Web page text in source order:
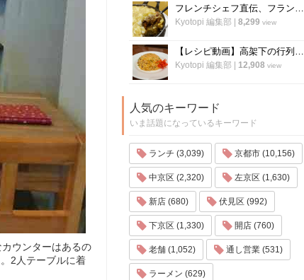
ウンターはあるの
2人テーブルに着
フレンチシェフ直伝、フランスの家庭料理『ジャガイモとミートソースのグラタン』の作り方
Kyotopi 編集部 8,299 view
【レシピ動画】高架下の行列ラーメン店「大中」にプロのチャーハンを教わる！
Kyotopi 編集部 12,908 view
人気のキーワード
いま話題になっているキーワード
ランチ (3,039) 京都市 (10,156)
中京区 (2,320) 左京区 (1,630)
新店 (680) 伏見区 (992)
下京区 (1,330) 開店 (760)
老舗 (1,052) 通し営業 (531)
ラーメン (629)